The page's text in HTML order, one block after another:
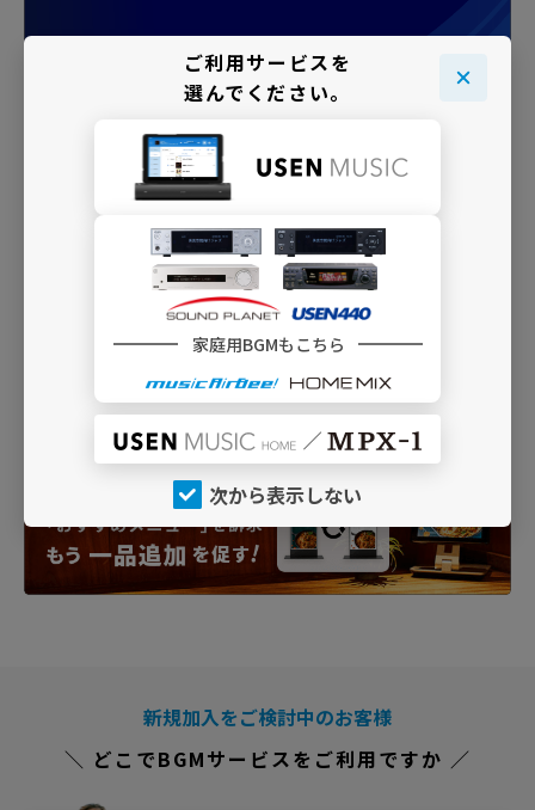
新規加入をご検討中のお客様
＼ どこでBGMサービスをご利用ですか ／
ご利用サービスを
選んでください。
家庭用BGMもこちら
次から表示しない